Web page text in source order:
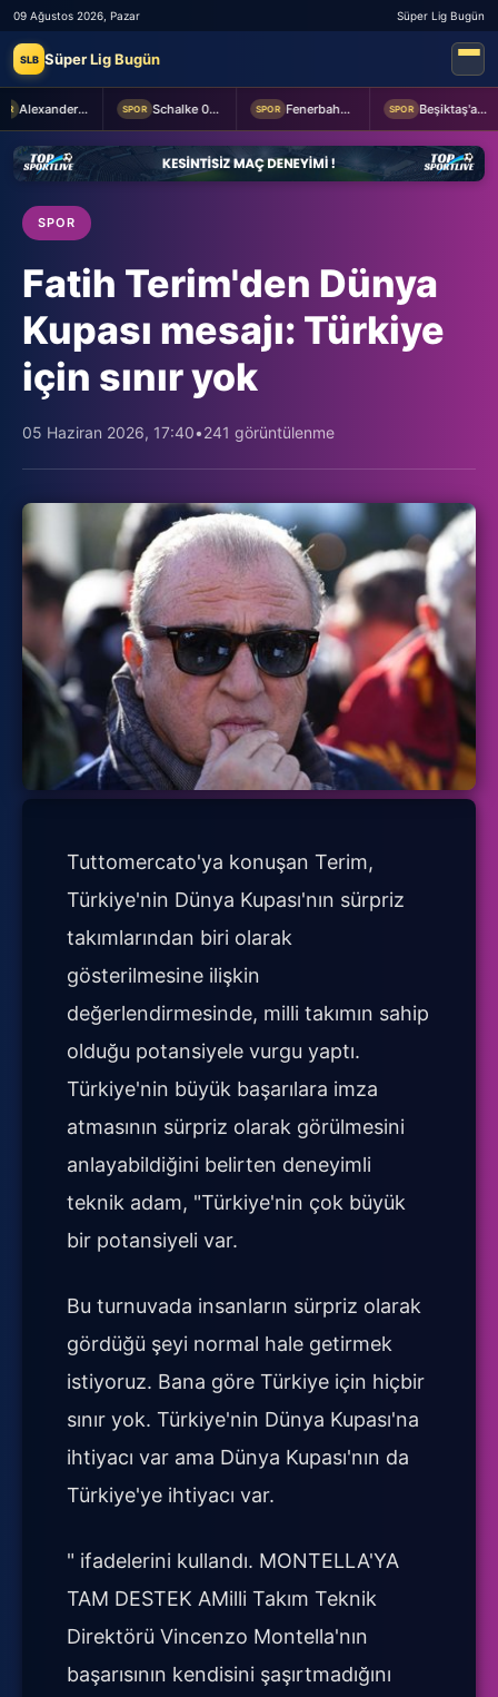
09 Ağustos 2026, Pazar Süper Lig Bugün
SLB Süper Lig Bugün
Alexander Nübel: En önemlisi takım halinde oynamak SPOR Schalke 04 Edin Dzeko ile 1 yıllık yeni sözleşme imzaladı SPOR Fenerbahçe 2-0 Sturm Graz (MAÇTAN KARELER) SPOR Beşiktaş'a Youssouf Fofana transferinde müjdeli haber!
SPOR
Fatih Terim'den Dünya
Kupası mesajı: Türkiye
için sınır yok
05 Haziran 2026, 17:40•241 görüntülenme
Tuttomercato'ya konuşan Terim,
Türkiye'nin Dünya Kupası'nın sürpriz
takımlarından biri olarak
gösterilmesine ilişkin
değerlendirmesinde, milli takımın sahip
olduğu potansiyele vurgu yaptı.
Türkiye'nin büyük başarılara imza
atmasının sürpriz olarak görülmesini
anlayabildiğini belirten deneyimli
teknik adam, "Türkiye'nin çok büyük
bir potansiyeli var.
Bu turnuvada insanların sürpriz olarak
gördüğü şeyi normal hale getirmek
istiyoruz. Bana göre Türkiye için hiçbir
sınır yok. Türkiye'nin Dünya Kupası'na
ihtiyacı var ama Dünya Kupası'nın da
Türkiye'ye ihtiyacı var.
" ifadelerini kullandı. MONTELLA'YA
TAM DESTEK AMilli Takım Teknik
Direktörü Vincenzo Montella'nın
başarısının kendisini şaşırtmadığını